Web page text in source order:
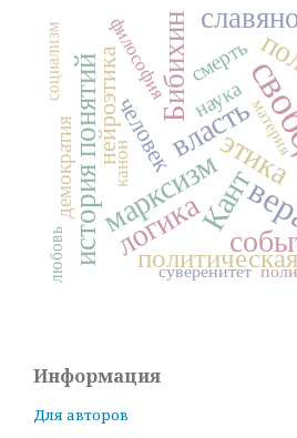
Кант
этика
власть
марксизм
логика
история понятий Бибихин
человек
нейроэтика наука
демократия
смерть
философия
канон
социализм
суверенитет
любовь
материя
Информация
Для авторов